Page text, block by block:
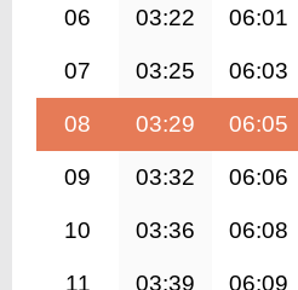
06 03:22 06:01
07 03:25 06:03
08 03:29 06:05
09 03:32 06:06
10 03:36 06:08
11 03:39 06:09